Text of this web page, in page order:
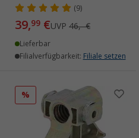
(9)
39,99 €UVP 46,- €
Lieferbar
Filialverfügbarkeit: Filiale setzen
%